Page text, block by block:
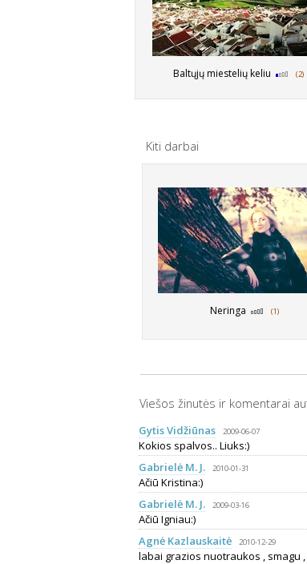
Baltųjų miestelių keliu (2)
Kiti darbai
Neringa (1)
Viešos žinutės ir komentarai
Gytis Vidžiūnas 2009-06-07
Kokios spalvos.. Liuks:)
Gabrielė M. J.
2010-01-31
Ačiū Kristina:)
Gabrielė M. J.
2009-03-16
Ačiū Igniau:)
Agnė Kazlauskaitė
2010-12-29
labai grazios nuotraukos , smagu